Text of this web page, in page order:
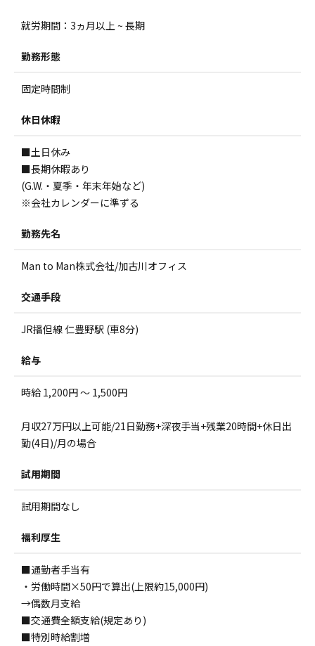
就労期間：3ヵ月以上 ~ 長期
勤務形態
固定時間制
休日休暇
■土日休み
■長期休暇あり
(G.W.・夏季・年末年始など)
※会社カレンダーに準ずる
勤務先名
Man to Man株式会社/加古川オフィス
交通手段
JR播但線 仁豊野駅 (車8分)
給与
時給 1,200円 ～ 1,500円
月収27万円以上可能/21日勤務+深夜手当+残業20時間+休日出
勤(4日)/月の場合
試用期間
試用期間なし
福利厚生
■通勤者手当有
・労働時間×50円で算出(上限約15,000円)
→偶数月支給
■交通費全額支給(規定あり)
■特別時給割増